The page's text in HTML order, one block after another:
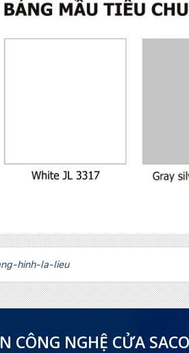
hinh-la-lieu
CÔNG NGHỆ CỬA